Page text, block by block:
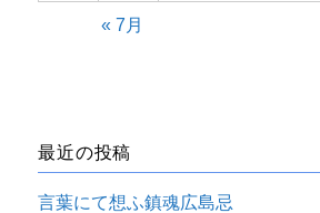
« 7月
最近の投稿
言葉にて想ふ鎮魂広島忌